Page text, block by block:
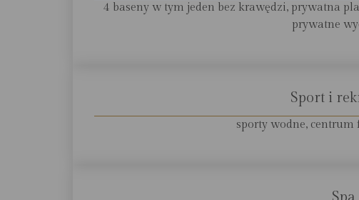
4 baseny w tym jeden bez krawędzi, prywatna
prywatne
Sport i
sporty wodne, centrum